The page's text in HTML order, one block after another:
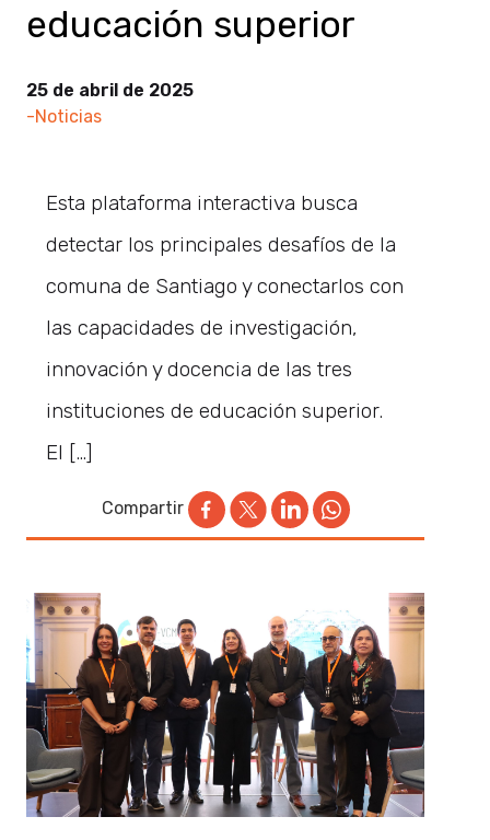
educación superior
25 de abril de 2025
-Noticias
Esta plataforma interactiva busca
detectar los principales desafíos de la
comuna de Santiago y conectarlos con
las capacidades de investigación,
innovación y docencia de las tres
instituciones de educación superior.
El […]
Compartir